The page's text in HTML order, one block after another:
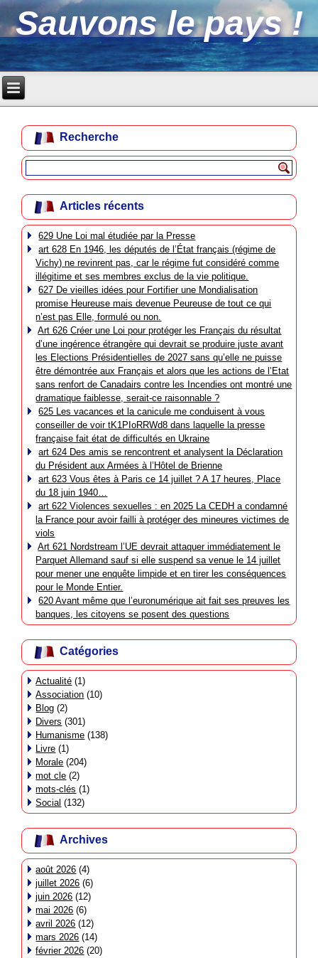
Sauvons le pays !
Recherche
Articles récents
629 Une Loi mal étudiée par la Presse
art 628 En 1946, les députés de l’État français (régime de
Vichy) ne revinrent pas, car le régime fut considéré comme
illégitime et ses membres exclus de la vie politique.
627 De vieilles idées pour Fortifier une Mondialisation
promise Heureuse mais devenue Peureuse de tout ce qui
n’est pas Elle, formulé ou non.
Art 626 Créer une Loi pour protéger les Français du résultat
d’une ingérence étrangère qui devrait se produire juste avant
les Elections Présidentielles de 2027 sans qu’elle ne puisse
être démontrée aux Français et alors que les actions de l’Etat
sans renfort de Canadairs contre les Incendies ont montré une
dramatique faiblesse, serait-ce raisonnable ?
625 Les vacances et la canicule me conduisent à vous
conseiller de voir tK1PIoRRWd8 dans laquelle la presse
française fait état de difficultés en Ukraine
art 624 Des amis se rencontrent et analysent la Déclaration
du Président aux Armées à l’Hôtel de Brienne
art 623 Vous êtes à Paris ce 14 juillet ? A 17 heures, Place
du 18 juin 1940…
art 622 Violences sexuelles : en 2025 La CEDH a condamné
la France pour avoir failli à protéger des mineures victimes de
viols
Art 621 Nordstream l’UE devrait attaquer immédiatement le
Parquet Allemand sauf si elle suspend sa venue le 14 juillet
pour mener une enquête limpide et en tirer les conséquences
pour le Monde Entier.
620 Avant même que l’euronumérique ait fait ses preuves les
banques, les citoyens se posent des questions
Catégories
Actualité (1)
Association (10)
Blog (2)
Divers (301)
Humanisme (138)
Livre (1)
Morale (204)
mot cle (2)
mots-clés (1)
Social (132)
Archives
août 2026 (4)
juillet 2026 (6)
juin 2026 (12)
mai 2026 (6)
avril 2026 (12)
mars 2026 (14)
février 2026 (20)